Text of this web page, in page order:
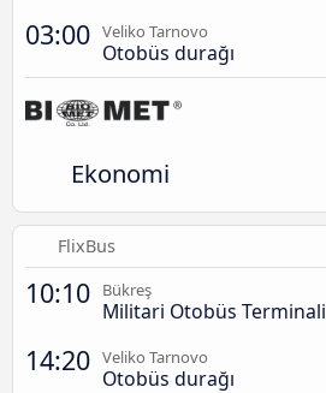
03:00 Veliko Tarnovo
Otobüs durağı
Ekonomi
FlixBus
10:10 Bükreş
Militari Otobüs Terminali
14:20 Veliko Tarnovo
Otobüs durağı